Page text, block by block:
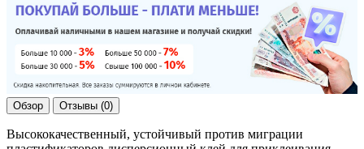
Обзор Отзывы (0)
Высококачественный, устойчивый против миграции